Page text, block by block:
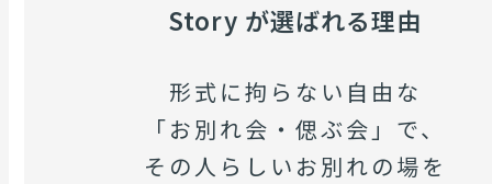
Story が選ばれる理由
形式に拘らない自由な
「お別れ会・偲ぶ会」で、
その人らしいお別れの場を